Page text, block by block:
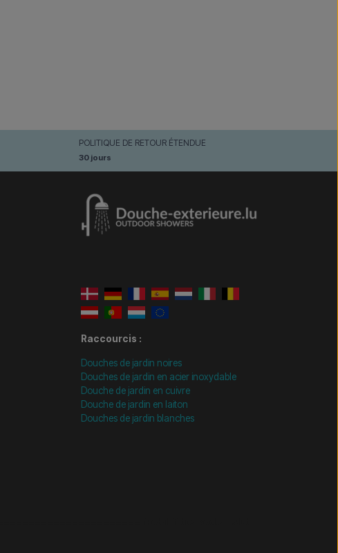
POLITIQUE DE RETOUR ÉTENDUE
30 jours
Raccourcis :
Douches de jardin noires
Douches de jardin en acier inoxydable
Douche de jardin en cuivre
Douche de jardin en laiton
Douches de jardin blanches